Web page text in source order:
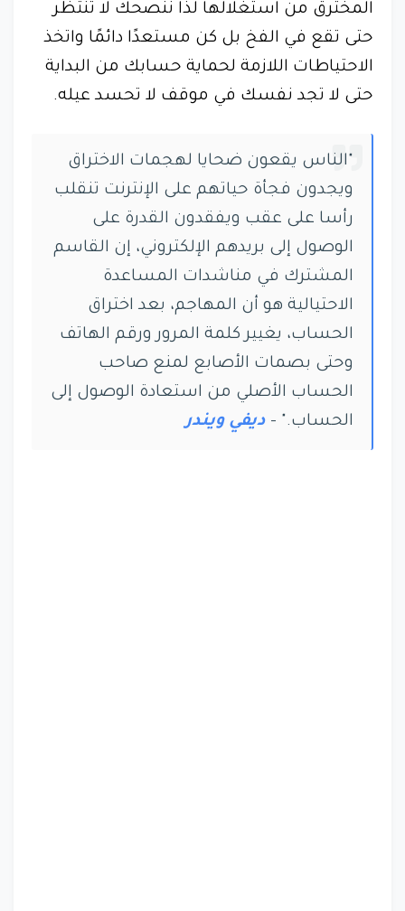
المخترق من استغلالها لذا ننصحك لا تنتظر
حتى تقع في الفخ بل كن مستعدًا دائمًا واتخذ
الاحتياطات اللازمة لحماية حسابك من البداية
حتى لا تجد نفسك في موقف لا تحسد عيله.
"الناس يقعون ضحايا لهجمات الاختراق
ويجدون فجأة حياتهم على الإنترنت تنقلب
رأسا على عقب ويفقدون القدرة على
الوصول إلى بريدهم الإلكتروني، إن القاسم
المشترك في مناشدات المساعدة
الاحتيالية هو أن المهاجم، بعد اختراق
الحساب، يغيير كلمة المرور ورقم الهاتف
وحتى بصمات الأصابع لمنع صاحب
الحساب الأصلي من استعادة الوصول إلى
الحساب." - ديفي ويندر